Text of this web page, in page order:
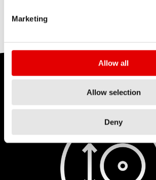
Marketing
Allow all
Allow selection
Deny
INNECECHY KOŁA